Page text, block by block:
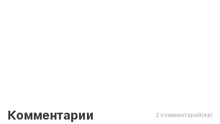
Комментарии 2 комментарий(ев)